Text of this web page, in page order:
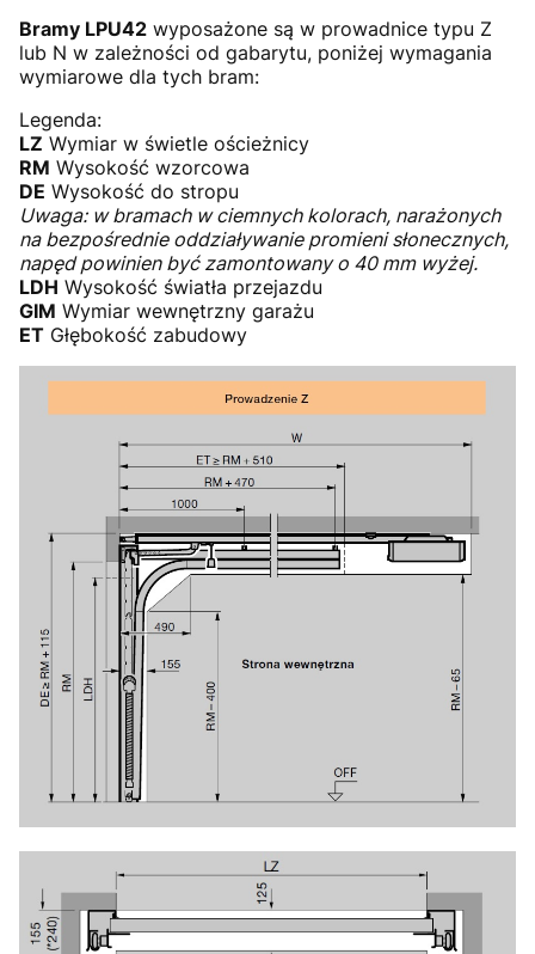
Bramy LPU42 wyposażone są w prowadnice typu Z
lub N w zależności od gabarytu, poniżej wymagania
wymiarowe dla tych bram:
Legenda:
LZ Wymiar w świetle ościeżnicy
RM Wysokość wzorcowa
DE Wysokość do stropu
Uwaga: w bramach w ciemnych kolorach, narażonych
na bezpośrednie oddziaływanie promieni słonecznych,
napęd powinien być zamontowany o 40 mm wyżej.
LDH Wysokość światła przejazdu
GIM Wymiar wewnętrzny garażu
ET Głębokość zabudowy